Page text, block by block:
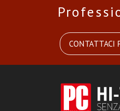
CONTATTACI